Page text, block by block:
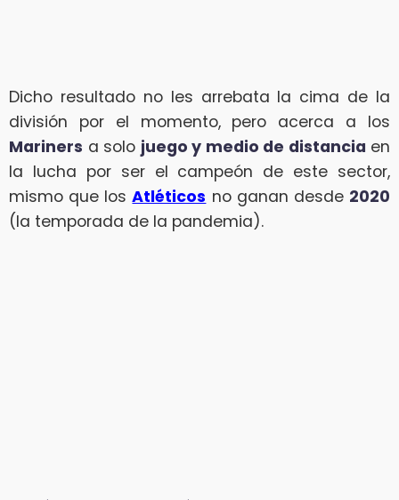
Dicho resultado no les arrebata la cima de la
división por el momento, pero acerca a los
Mariners a solo juego y medio de distancia en
la lucha por ser el campeón de este sector,
mismo que losAtléticos no ganan desde 2020
(la temporada de la pandemia).